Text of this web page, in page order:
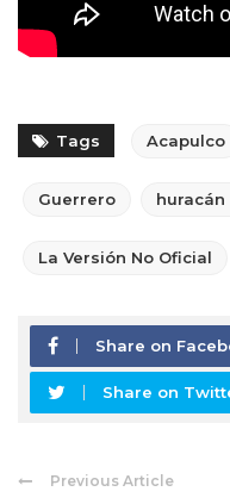
Tags Acapulco
Guerrero huracán
La Versión No Oficial
Share on
Share on
Previous Article